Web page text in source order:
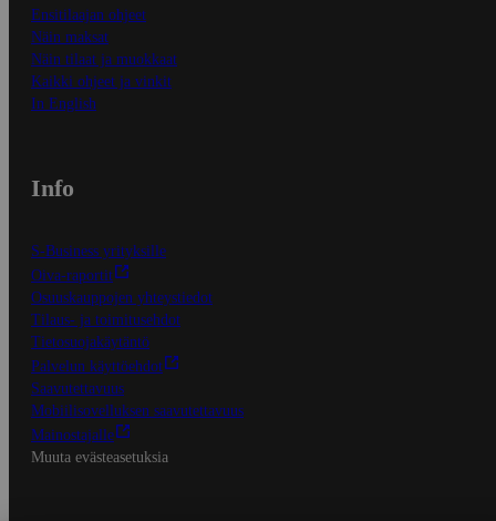
Ensitilaajan ohjeet
Näin maksat
Näin tilaat ja muokkaat
Kaikki ohjeet ja vinkit
In English
Info
S-Business yrityksille
Oiva-raportit
Osuuskauppojen yhteystiedot
Tilaus- ja toimitusehdot
Tietosuojakäytäntö
Palvelun käyttöehdot
Saavutettavuus
Mobiilisovelluksen saavutettavuus
Mainostajalle
Muuta evästeasetuksia